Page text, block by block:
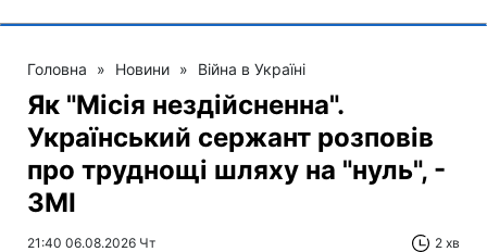
Головна » Новини » Війна в Україні
Як "Місія нездійсненна".
Український сержант розповів
про труднощі шляху на "нуль", -
ЗМІ
21:40 06.08.2026 Чт 2 хв